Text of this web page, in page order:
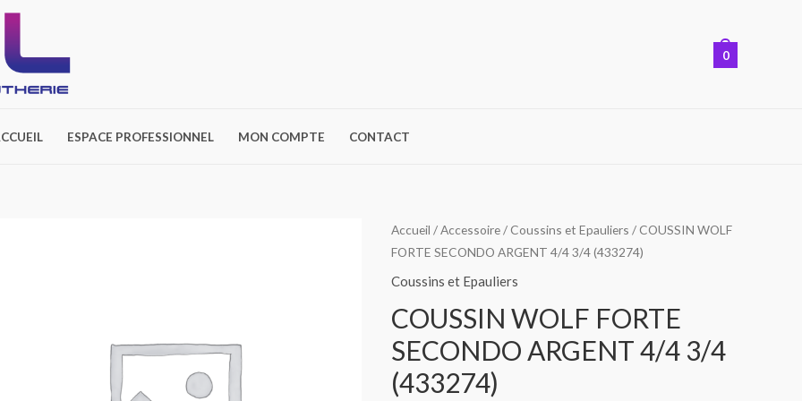
0
ESPACE PROFESSIONNEL MON COMPTE CONTACT
Accueil /Accessoire/Coussins et Epauliers / COUSSIN WOLF
FORTE SECONDO ARGENT 4/4 3/4 (433274)
Coussins et Epauliers
COUSSIN WOLF FORTE
SECONDO ARGENT 4/4 3/4
(433274)